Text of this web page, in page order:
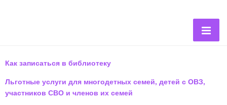
Как записаться в библиотеку
Льготные услуги для многодетных семей, детей с ОВЗ,
участников СВО и членов их семей